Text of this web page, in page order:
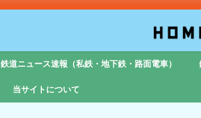
鉄道ニュース速報（私鉄・地下鉄・路面電車）
当サイトについて